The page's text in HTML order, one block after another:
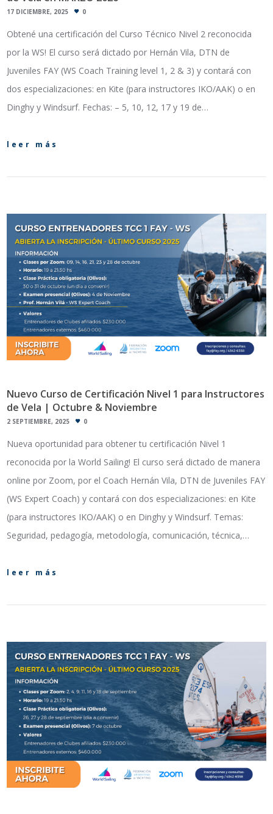
17 DICIEMBRE, 2025 0
Obtené una certificación del Curso Técnico Nivel 2 reconocida
por la WS! El curso será dictado por Hernán Vila, DTN de
Juveniles FAY (WS Coach Training level 1, 2 & 3) y contará con
dos especializaciones: en Kite (para instructores IKO/AAK) o en
Dinghy y Windsurf. Fechas: – 5, 10, 12, 17 y 19 de…
leer más
Nuevo Curso de Certificación Nivel 1 para Instructores
de Vela | Octubre & Noviembre
2 SEPTIEMBRE, 2025 0
Nueva oportunidad para obtener tu certificación Nivel 1
reconocida por la World Sailing! El curso será dictado de manera
online por Zoom, por el Coach Hernán Vila, DTN de Juveniles FAY
(WS Expert Coach) y contará con dos especializaciones: en Kite
(para instructores IKO/AAK) o en Dinghy y Windsurf. Temas:
Seguridad, pedagogía, metodología, comunicación, técnica,…
leer más